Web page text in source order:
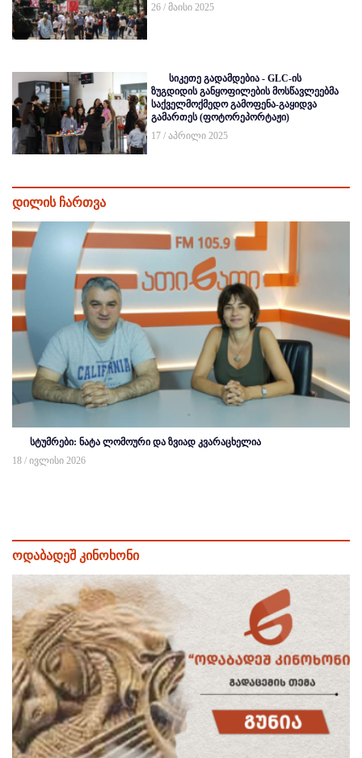
26 / მაისი 2025
სიკეთე გადამდებია - GLC-ის
ზუგდიდის განყოფილების მოსწავლეებმა
საქველმოქმედო გამოფენა-გაყიდვა
გამართეს (ფოტორეპორტაჟი)
17 / აპრილი 2025
დილის ჩართვა
სტუმრები: ნატა ლომოური და ზვიად კვარაცხელია
18 / ივლისი 2026
ოდაბადეშ კინოხონი